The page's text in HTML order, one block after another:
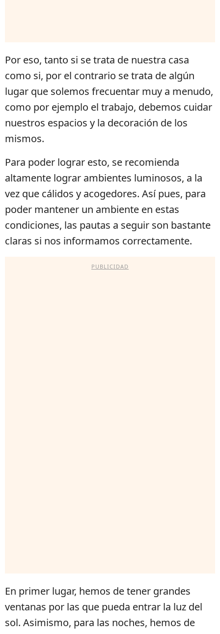
Por eso, tanto si se trata de nuestra casa
como si, por el contrario se trata de algún
lugar que solemos frecuentar muy a menudo,
como por ejemplo el trabajo, debemos cuidar
nuestros espacios y la decoración de los
mismos.
Para poder lograr esto, se recomienda
altamente lograr ambientes luminosos, a la
vez que cálidos y acogedores. Así pues, para
poder mantener un ambiente en estas
condiciones, las pautas a seguir son bastante
claras si nos informamos correctamente.
PUBLICIDAD
En primer lugar, hemos de tener grandes
ventanas por las que pueda entrar la luz del
sol. Asimismo, para las noches, hemos de